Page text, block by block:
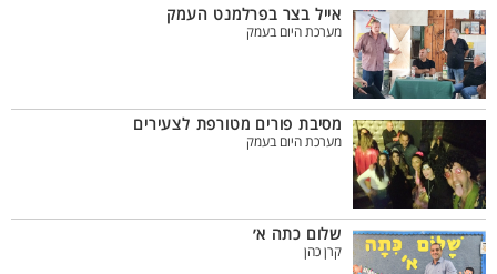
אייל בצר בפרלמנט העמק
מערכת היום בעמק
מסיבת פורים מטורפת לצעירים
מערכת היום בעמק
שלום כתה א׳
קרן כהן